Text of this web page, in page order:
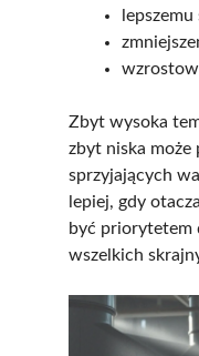
Zbyt wysoka
zbyt niska
sprzyjających
lepiej, gdy
być priorytetem
wszelkich